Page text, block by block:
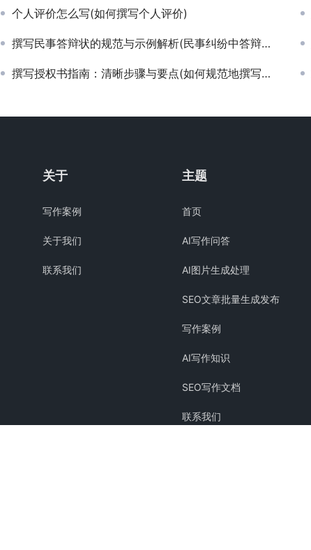
个人评价怎么写(如何撰写个人评价)
撰写民事答辩状的规范与示例解析(民事纠纷中答辩状的撰写技巧与范文参考)
撰写授权书指南：清晰步骤与要点(如何规范地撰写一份有效的法律授权书)
关于
写作案例
关于我们
联系我们
主题
首页
AI写作问答
AI图片生成处理
SEO文章批量生成发布
写作案例
AI写作知识
SEO写作文档
联系我们